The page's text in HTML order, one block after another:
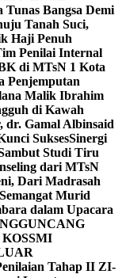
Bangsa Demi
Tanah Suci,
Haji Penuh
Penilai Internal
di MTsN 1 Kota
Penjemputan
Malik Ibrahim
di Kawah
dr. Gamal Albinsaid
SuksesSinergi
Studi Tiru
dari MTsN
Dari Madrasah
Semangat Murid
dalam Upacara
Tahap II ZI-